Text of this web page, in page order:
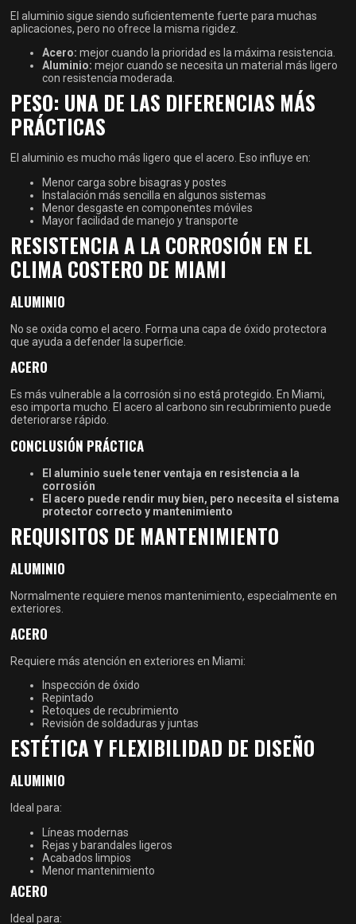
El aluminio sigue siendo suficientemente fuerte para muchas
aplicaciones, pero no ofrece la misma rigidez.
Acero: mejor cuando la prioridad es la máxima resistencia.
Aluminio: mejor cuando se necesita un material más ligero
con resistencia moderada.
PESO: UNA DE LAS DIFERENCIAS MÁS
PRÁCTICAS
El aluminio es mucho más ligero que el acero. Eso influye en:
Menor carga sobre bisagras y postes
Instalación más sencilla en algunos sistemas
Menor desgaste en componentes móviles
Mayor facilidad de manejo y transporte
RESISTENCIA A LA CORROSIÓN EN EL
CLIMA COSTERO DE MIAMI
ALUMINIO
No se oxida como el acero. Forma una capa de óxido protectora
que ayuda a defender la superficie.
ACERO
Es más vulnerable a la corrosión si no está protegido. En Miami,
eso importa mucho. El acero al carbono sin recubrimiento puede
deteriorarse rápido.
CONCLUSIÓN PRÁCTICA
El aluminio suele tener ventaja en resistencia a la
corrosión
El acero puede rendir muy bien, pero necesita el sistema
protector correcto y mantenimiento
REQUISITOS DE MANTENIMIENTO
ALUMINIO
Normalmente requiere menos mantenimiento, especialmente en
exteriores.
ACERO
Requiere más atención en exteriores en Miami:
Inspección de óxido
Repintado
Retoques de recubrimiento
Revisión de soldaduras y juntas
ESTÉTICA Y FLEXIBILIDAD DE DISEÑO
ALUMINIO
Ideal para:
Líneas modernas
Rejas y barandales ligeros
Acabados limpios
Menor mantenimiento
ACERO
Ideal para: